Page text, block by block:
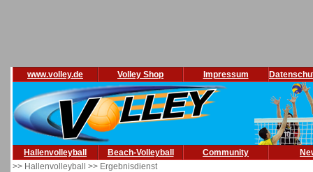
www.volley.de Volley Shop Impressum
Hallenvolleyball Beach-Volleyball Community
>> Hallenvolleyball >> Ergebnisdienst